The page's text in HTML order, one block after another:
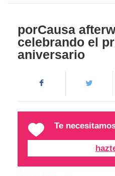
porCausa
celebrando el
aniversario
Te